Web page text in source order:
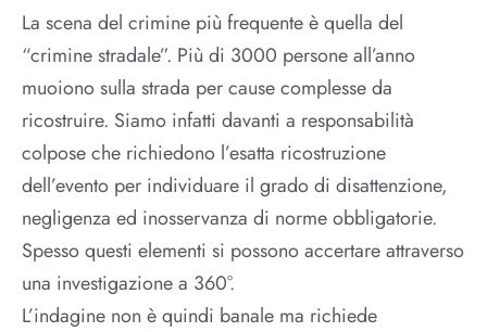
La scena del crimine più frequente è quella del
“crimine stradale”. Più di 3000 persone all’anno
muoiono sulla strada per cause complesse da
ricostruire. Siamo infatti davanti a responsabilità
colpose che richiedono l’esatta ricostruzione
dell’evento per individuare il grado di disattenzione,
negligenza ed inosservanza di norme obbligatorie.
Spesso questi elementi si possono accertare attraverso
una investigazione a 360°.
L’indagine non è quindi banale ma richiede